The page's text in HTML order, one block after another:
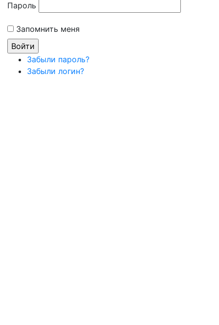
Пароль
Запомнить меня
Забыли пароль?
Забыли логин?